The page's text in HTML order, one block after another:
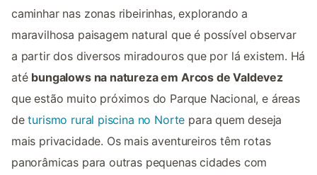
caminhar nas zonas ribeirinhas, explorando a
maravilhosa paisagem natural que é possível observar
a partir dos diversos miradouros que por lá existem. Há
até bungalows na natureza em Arcos de Valdevez
que estão muito próximos do Parque Nacional, e áreas
deturismo rural piscina no Norte para quem deseja
mais privacidade. Os mais aventureiros têm rotas
panorâmicas para outras pequenas cidades com